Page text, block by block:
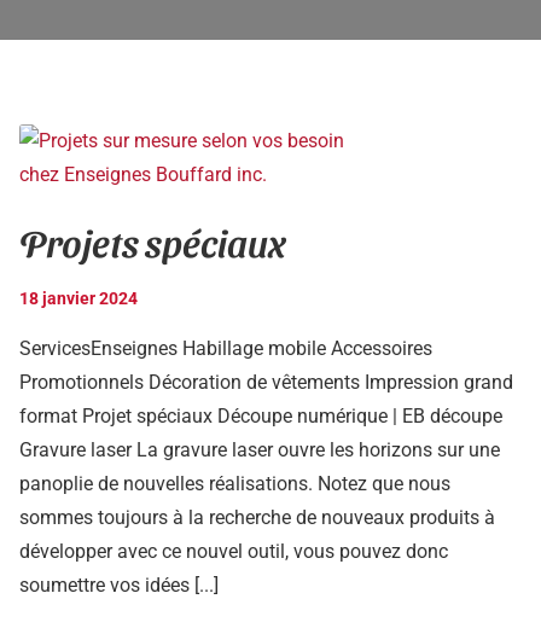
Projets spéciaux
18 janvier 2024
ServicesEnseignes Habillage mobile Accessoires
Promotionnels Décoration de vêtements Impression grand
format Projet spéciaux Découpe numérique | EB découpe
Gravure laser La gravure laser ouvre les horizons sur une
panoplie de nouvelles réalisations. Notez que nous
sommes toujours à la recherche de nouveaux produits à
développer avec ce nouvel outil, vous pouvez donc
soumettre vos idées [...]